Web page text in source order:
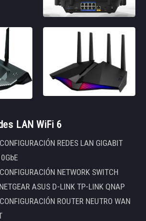
LAN WiFi 6
REDES LAN GIGABIT
NETWORK SWITCH
ASUS D-LINK TP-LINK QNAP
ROUTER NEUTRO WAN